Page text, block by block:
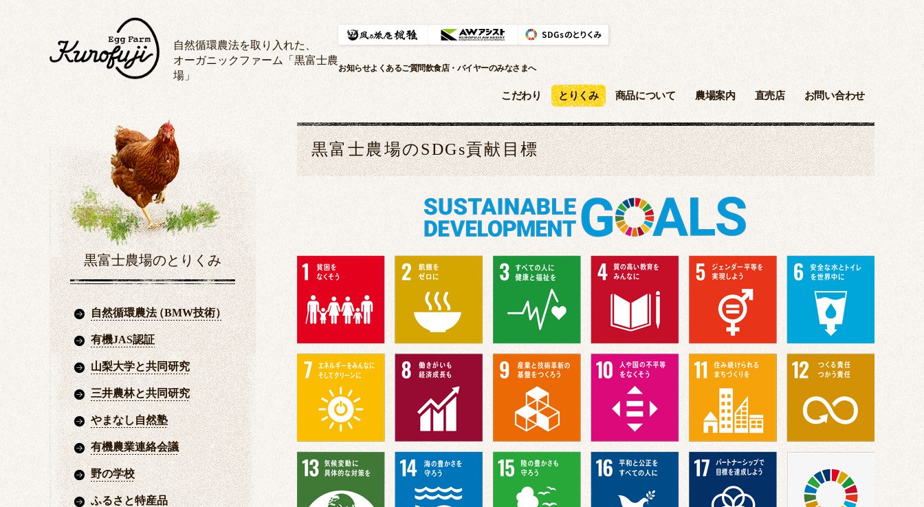
自然循環農法を取り入れた、
オーガニックファーム「黒富士農
場」
お知らせよくあるご質問飲食店・バイヤーのみなさまへ
こだわり とりくみ 商品について 農場案内 直売店 お問い合わせ
黒富士農場のとりくみ
自然循環農法（BMW技術）
有機JAS認証
山梨大学と共同研究
三井農林と共同研究
やまなし自然塾
有機農業連絡会議
野の学校
ふるさと特産品
黒富士農場のSDGs貢献目標